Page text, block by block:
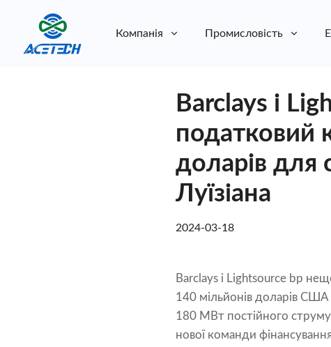
Компанія Промисловість
Barclays і
податковий
доларів для
Луїзіана
2024-03-18
Barclays і Lightsource bp
140 мільйонів доларів США
180 МВт постійного струму
нової команди